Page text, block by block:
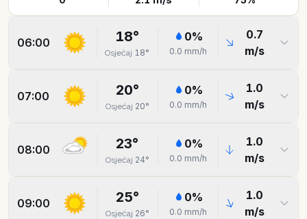
06:00 18°
Osjećaj 18°
0%
0.0 mm/h
0.7
m/s
07:00 20°
Osjećaj 20°
0%
0.0 mm/h
1.0
m/s
08:00 23°
Osjećaj 24°
0%
0.0 mm/h
1.0
m/s
09:00 25°
Osjećaj 26°
0%
0.0 mm/h
1.0
m/s